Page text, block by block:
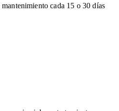
cada 15 o 30 días